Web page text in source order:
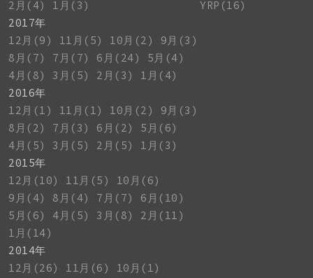
2月(4)
1月(3)
2017年
12月(9)
11月(5) 10月(2)
9月(3)
8月(7)
7月(7) 6月(24)
5月(4)
4月(8)
3月(5) 2月(3)
1月(4)
2016年
12月(1)
11月(1) 10月(2)
9月(3)
8月(2)
7月(3) 6月(2)
5月(6)
4月(5)
3月(5) 2月(5)
1月(3)
2015年
12月(10)
11月(5)
10月(6)
9月(4)
8月(4) 7月(7)
6月(10)
5月(6)
4月(5) 3月(8)
2月(11)
1月(14)
2014年
12月(26)
11月(6)
10月(1)
YRP(16)